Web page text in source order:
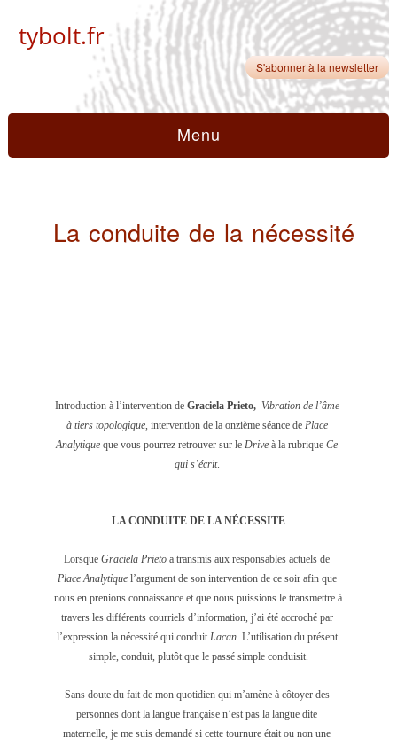
tybolt.fr
S'abonner à la newsletter
Menu
La conduite de la nécessité
Introduction à l’intervention de Graciela Prieto, Vibration de l’âme
à tiers topologique, intervention de la onzième séance de Place
Analytique que vous pourrez retrouver sur le Drive à la rubrique Ce
qui s’écrit.
LA CONDUITE DE LA NÉCESSITE
Lorsque Graciela Prieto
Place Analytique l’argument de son intervention de ce soir afin que
nous en prenions connaissance et que nous puissions le transmettre à
travers les différents courriels d’information, j’ai été accroché par
l’expression la nécessité qui conduit Lacan. L’utilisation du présent
simple, conduit, plutôt que le passé simple conduisit.
Sans doute du fait de mon quotidien qui m’amène à côtoyer des
personnes dont la langue française n’est pas la langue dite
maternelle, je me suis demandé si cette tournure était ou non une